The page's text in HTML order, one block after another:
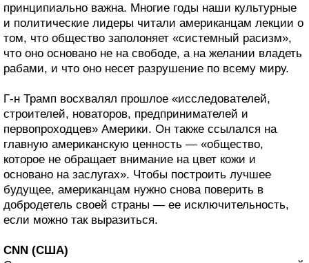
принципиально важна. Многие годы наши культурные
и политические лидеры читали американцам лекции о
том, что общество заполоняет «системный расизм»,
что оно основано не на свободе, а на желании владеть
рабами, и что оно несет разрушение по всему миру.
Г-н Трамп восхвалял прошлое «исследователей,
строителей, новаторов, предпринимателей и
первопроходцев» Америки. Он также ссылался на
главную американскую ценность — «общество,
которое не обращает внимание на цвет кожи и
основано на заслугах». Чтобы построить лучшее
будущее, американцам нужно снова поверить в
добродетель своей страны — ее исключительность,
если можно так выразиться.
CNN (США)